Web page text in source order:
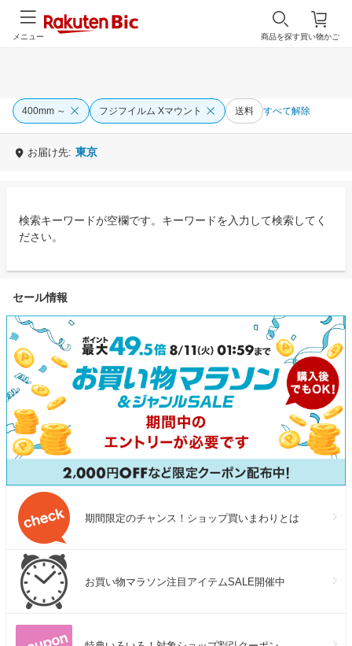
買い物かご
商品を探す
メニュー
400mm ～ フジフイルム Xマウント 送料 すべて解除
お届け先: 東京
検索キーワードが空欄です。キーワードを入力して検索してく
ださい。
セール情報
期間限定のチャンス！ショップ買いまわりとは
お買い物マラソン注目アイテムSALE開催中